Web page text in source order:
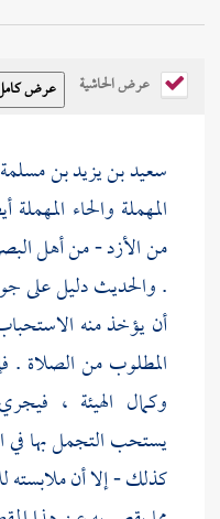
عرض الحاشية
سعيد بن يزيد بن
المهملة والحاء
منالأزد- من أهل
. والحديث دليل على
أن يؤخذ منه
المطلوب من الصلاة .
وكمال الهيئة ،
يستحب التجمل بها
كذلك - إلا أن